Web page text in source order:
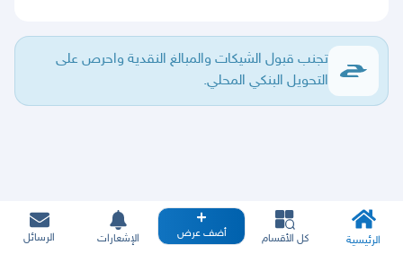
تجنب قبول الشيكات والمبالغ النقدية واحرص على
التحويل البنكي المحلي.
الرئيسية كل الأقسام أضف عرض الإشعارات الرسائل